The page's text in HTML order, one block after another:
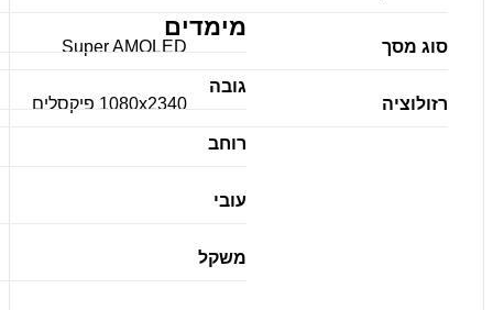
סוג מסך Super AMOLED
רזולוציה 1080x2340 פיקסלים
מימדים
גובה
רוחב
עובי
משקל